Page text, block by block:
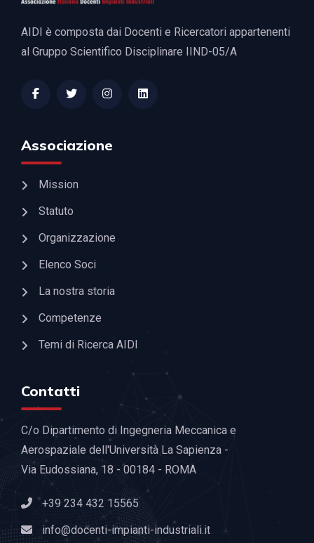
AIDI è composta dai Docenti e Ricercatori appartenenti
al Gruppo Scientifico Disciplinare IIND-05/A
Associazione
Mission
Statuto
Organizzazione
Elenco Soci
La nostra storia
Competenze
Temi di Ricerca AIDI
Contatti
C/o Dipartimento di Ingegneria Meccanica e
Aerospaziale dell'Università La Sapienza -
Via Eudossiana, 18 - 00184 - ROMA
+39 234 432 15565
info@docenti-impianti-industriali.it